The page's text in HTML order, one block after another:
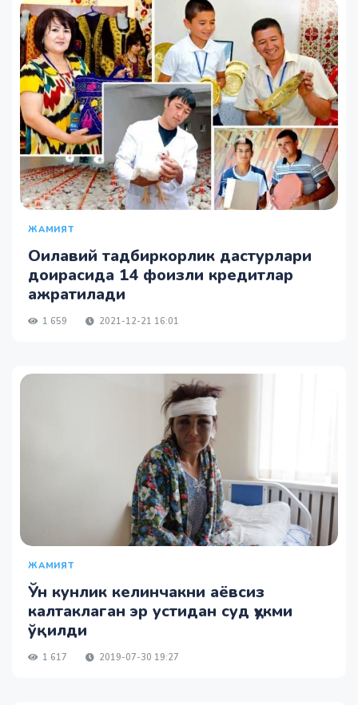
ЖАМИЯТ
Оилавий тадбиркорлик дастурлари
доирасида 14 фоизли кредитлар
ажратилади
1 659 2021-12-21 16:01
ЖАМИЯТ
Ўн кунлик келинчакни аёвсиз
калтаклаган эр устидан суд ҳукми
ўқилди
1 617 2019-07-30 19:27